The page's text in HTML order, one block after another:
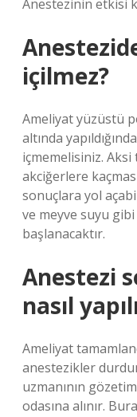
Anestezinin etkisi
içilmez?
Ameliyat yüzüstü
altında
içmemelisiniz.
akciğerlere
sonuçlara yol
ve meyve suyu gibi
başlanacaktır.
Anestezi
nasıl
Ameliyat
anestezikler
uzmanının
odasına alınır.